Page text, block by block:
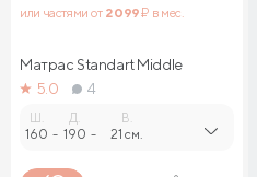
или частями от 2 099₽ в мес.
Матрас Standart Middle
5.0
4
160 -
Д.
190 -
В.
21 см.